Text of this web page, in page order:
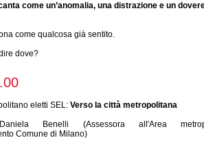
come un’anomalia, una distrazione e un
come qualcosa già sentito.
dove?
eletti SEL: Verso la città metropolitana
Benelli (Assessora all'Area
Comune di Milano)